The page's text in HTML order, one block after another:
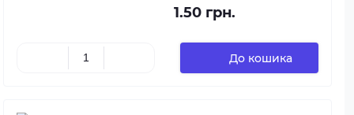
1.50 грн.
До кошика